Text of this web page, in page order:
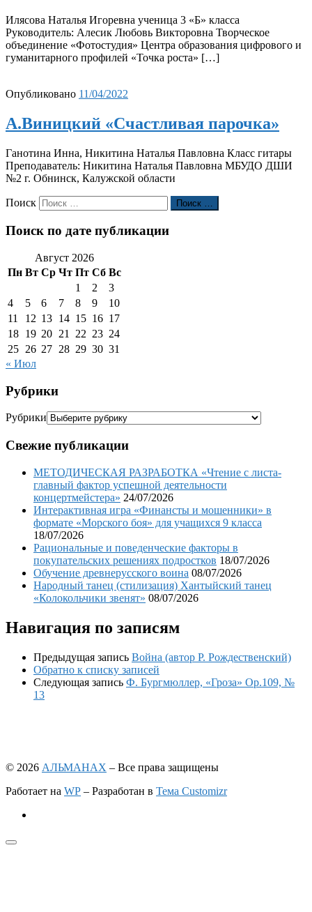
Илясова Наталья Игоревна ученица 3 «Б» класса
Руководитель: Алесик Любовь Викторовна Творческое
объединение «Фотостудия» Центра образования цифрового и
гуманитарного профилей «Точка роста» […]
Опубликовано 11/04/2022
А.Виницкий «Счастливая парочка»
Ганотина Инна, Никитина Наталья Павловна Класс гитары
Преподаватель: Никитина Наталья Павловна МБУДО ДШИ
№2 г. Обнинск, Калужской области
Поиск Поиск …
Поиск по дате публикации
Август 2026
Пн Вт Ср Чт Пт Сб Вс
1
2
3
4
5 6 7 8 9
10
11
12 13 14 15 16 17
18 19 20 21 22 23 24
25 26 27 28 29 30 31
« Июл
Рубрики
Рубрики
Свежие публикации
МЕТОДИЧЕСКАЯ РАЗРАБОТКА «Чтение с листа-
главный фактор успешной деятельности
концертмейстера» 24/07/2026
Интерактивная игра «Финансты и мошенники» в
формате «Морского боя» для учащихся 9 класса
18/07/2026
Рациональные и поведенческие факторы в
покупательских решениях подростков 18/07/2026
Обучение древнерусского воина 08/07/2026
Народный танец (стилизация) Хантыйский танец
«Колокольчики звенят» 08/07/2026
Навигация по записям
Предыдущая запись Война (автор Р. Рождественский)
Обратно к списку записей
Следующая запись Ф. Бургмюллер, «Гроза» Op.109, №
13
© 2026 АЛЬМАНАХ – Все права защищены
Работает на WP – Разработан в Тема Customizr